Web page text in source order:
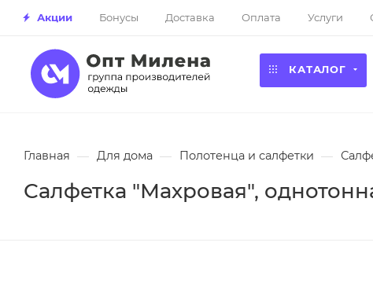
Акции Бонусы Доставка Оплата Услуги
КАТАЛОГ
Главная — Для дома — Полотенца и салфетки —
Салфетка "Махровая",